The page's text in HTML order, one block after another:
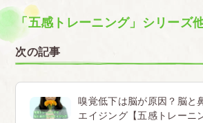
「五感トレーニング」シリーズ
次の記事
嗅覚低下は脳が原因？脳と
エイジング【五感トレーニ